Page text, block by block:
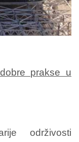
prakse u
održivosti